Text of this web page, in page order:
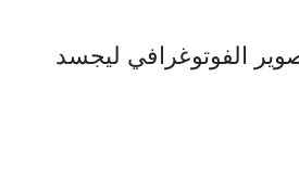
الفوتوغرافي ليجسد